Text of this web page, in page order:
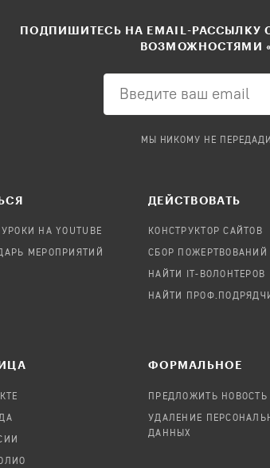
ПОДПИШИТЕСЬ НА EMAIL-
ВОЗМОЖНОСТЯМИ
МЫ НИКОМУ НЕ
НА YOUTUBE
МЕРОПРИЯТИЙ
ДЕЙСТВОВАТЬ
КОНСТРУКТОР САЙТОВ
СБОР ПОЖЕРТВОВАНИЙ
НАЙТИ IT-ВОЛОНТЕРОВ
НАЙТИ
ФОРМАЛЬНОЕ
ПРЕДЛОЖИТЬ НОВОСТЬ
УДАЛЕНИЕ
ДАННЫХ